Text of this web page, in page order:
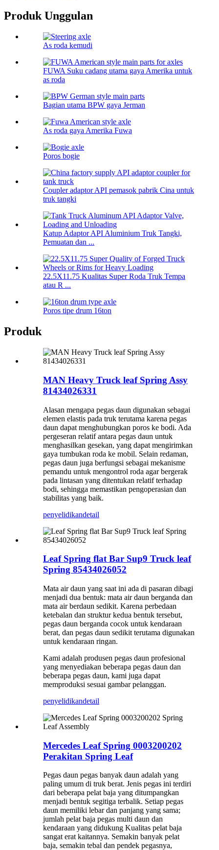
Produk Unggulan
As roda kemudi
FUWA Suku cadang utama gaya Amerika untuk
as roda
Bagian utama BPW gaya Jerman
As roda gaya Amerika Fuwa
Poros bogie
Coupler adaptor API pemasok pabrik Cina untuk
truk tangki
Katup Adaptor API Aluminium Truk Tangki,
Pemuatan dan ...
22.5X11.75 Kualitas Super Roda Truk Tempa
atau R ...
Poros tipe drum 16ton
Produk
MAN Heavy Truck leaf Spring Assy
81434026331
Alasan mengapa pegas daun digunakan sebagai
elemen elastis pada truk terutama karena pegas
daun dapat menghubungkan poros ke bodi. Ada
pergeseran relatif antara pegas daun untuk
menghasilkan gesekan, yang dapat mengirimkan
gaya tumbukan roda ke mobil. Selain redaman,
pegas daun juga berfungsi sebagai mekanisme
pemandu untuk mengontrol roda agar bergerak
pada lintasan yang ditentukan relatif terhadap
bodi, sehingga memastikan pengoperasian dan
stabilitas yang baik.
penyelidikandetail
Leaf Spring flat Bar Sup9 Truck leaf
Spring 85434026052
Mata air daun yang saat ini ada di pasaran dibagi
menjadi dua bentuk: mata air daun berganda dan
mata air berdaun sedikit. Karena perbedaan
ketebalan dan struktur kedua bentuk tersebut,
pegas daun berganda cocok untuk kendaraan
berat, dan pegas daun sedikit terutama digunakan
untuk kendaraan ringan.
Kami adalah produsen pegas daun profesional
yang menyediakan beberapa pegas daun dan
beberapa pegas daun, kami juga dapat
memproduksi sesuai gambar pelanggan.
penyelidikandetail
Mercedes Leaf Spring 0003200202
Perakitan Spring Leaf
Pegas daun pegas banyak daun adalah yang
paling umum di truk berat. Jenis pegas ini terdiri
dari beberapa pelat baja yang ditumpangkan
menjadi bentuk segitiga terbalik. Setiap pegas
daun memiliki lebar dan panjang yang sama;
jumlah pelat baja pegas multi daun dan
kendaraan yang didukung Kualitas pelat baja
sangat erat kaitannya. Semakin banyak pelat
baja, semakin tebal dan pendek pegasnya,